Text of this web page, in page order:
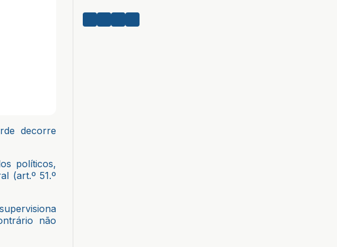
decorre
políticos,
(art.º 51.º
não